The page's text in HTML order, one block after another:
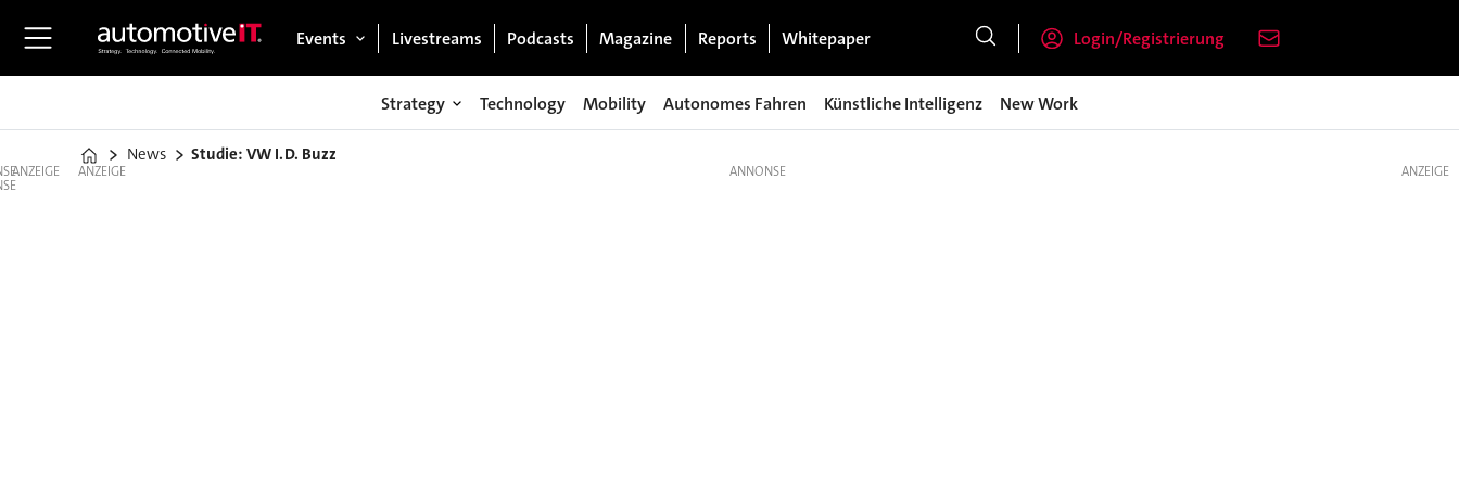
Events Livestreams Podcasts Magazine Reports Whitepaper Login/Registrierung
Strategy Technology Mobility Autonomes Fahren Künstliche Intelligenz New Work
Home
News Studie: VW I.D. Buzz
ANZEIGE ANZEIGE ANZEIGE